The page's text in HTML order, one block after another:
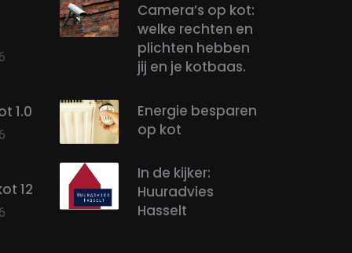
1.0
12
Camera’s op kot:
welke rechten en
plichten hebben
jij en je kotbaas.
Energie besparen
op kot
In de kijker:
Huuradvies
Hasselt